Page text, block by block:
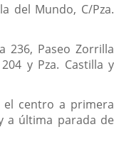
del Mundo, C/Pza.
236, Paseo Zorrilla
y Pza. Castilla y
el centro a primera
a última parada de